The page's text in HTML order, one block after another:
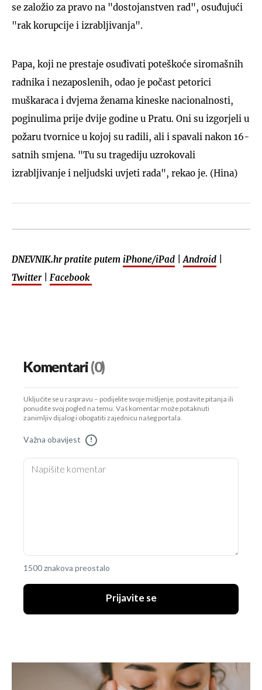
se založio za pravo na "dostojanstven rad", osuđujući
"rak korupcije i izrabljivanja".
Papa, koji ne prestaje osuđivati poteškoće siromašnih
radnika i nezaposlenih, odao je počast petorici
muškaraca i dvjema ženama kineske nacionalnosti,
poginulima prije dvije godine u Pratu. Oni su izgorjeli u
požaru tvornice u kojoj su radili, ali i spavali nakon 16-
satnih smjena. "Tu su tragediju uzrokovali
izrabljivanje i neljudski uvjeti rada", rekao je. (Hina)
DNEVNIK.hr pratite putem iPhone/iPad Android
Twitter| Facebook
Komentari(0)
Uključite se u raspravu – podijelite svoje mišljenje, postavite pitanja ili
ponudite svoj pogled na temu. Vaš komentar može potaknuti
zanimljiv dijalog i obogatiti zajednicu našeg portala.
Važna obavijest !
1500 znakova preostalo
Prijavite se